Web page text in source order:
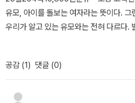
았다. 다행스럽게도 눈 폭풍으로 비행기
아직 시간은 있다. 몬스터 내니를 가진 아
구는 것을 좋아했는데 그것 때문인지 냄
있다. 아이들과 몬스터들은 이제 어떤 캠
는 시리즈로 3편도 나올 예정이다. 2020
고의 화제작으로 이미 영화화 될 확정이
몬스터나 몬스터가 아이들을 돌본다는
어 진다고 하는 것도 호기심을 자극하기
하는 것도 좋았지만 어떻게 영화로 만들
을 받았고 본인의 주관적인 견해에 의하여
유모, 아이를 돌보는 여자라는 뜻이다.
우리가 알고 있는 유모와는 전혀 다르다.
에 태우고 어둠 속을 달리고 있는 듯하다.
것일까? 아니면 아이들을 납치해가는 걸
궁금해진다. 이 책은 2020년 핀란드 아
적힌 만큼 책의 내용도 기대된다. 이 책의
공감 (1) 댓글 (0)